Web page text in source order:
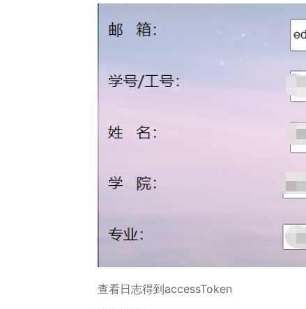
查看日志得到accessToken